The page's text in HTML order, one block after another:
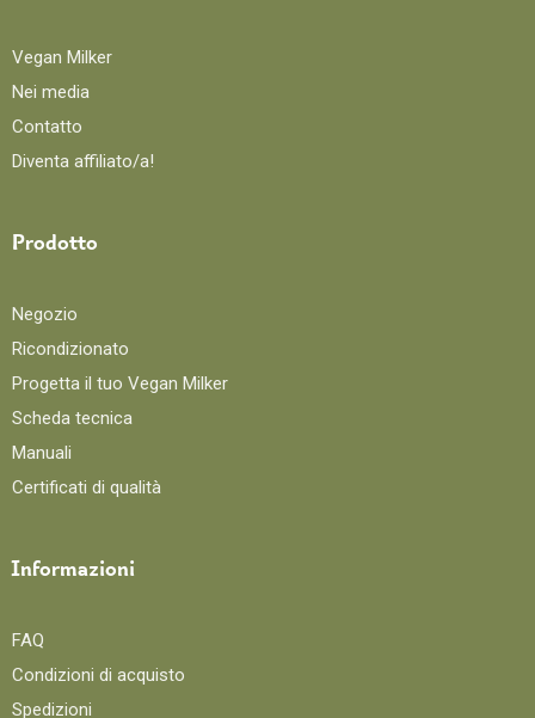
Vegan Milker
Nei media
Contatto
Diventa affiliato/a!
Prodotto
Negozio
Ricondizionato
Progetta il tuo Vegan Milker
Scheda tecnica
Manuali
Certificati di qualità
Informazioni
FAQ
Condizioni di acquisto
Spedizioni